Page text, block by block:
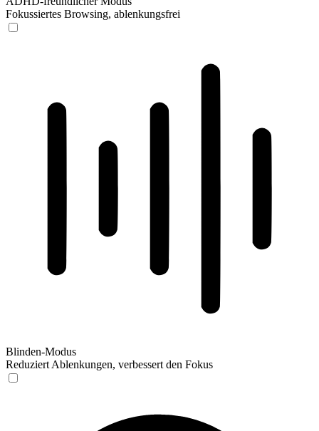
Fokussiertes Browsing, ablenkungsfrei
Blinden-Modus
Reduziert Ablenkungen, verbessert den Fokus